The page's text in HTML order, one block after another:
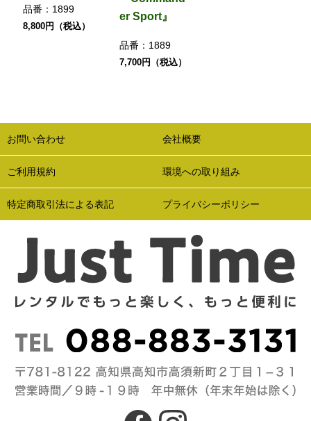
品番： 1899
8,800円（税込）
er Sport』
品番： 1889
7,700円（税込）
お問い合わせ 会社概要
ご利用規約 環境への取り組み
特定商取引法による表記 プライバシーポリシー